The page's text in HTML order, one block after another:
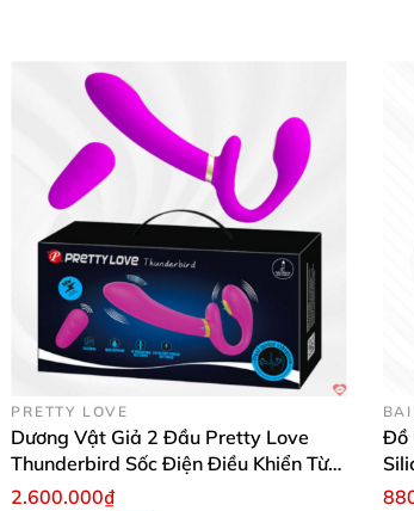
PRETTY LOVE
Dương Vật Giả 2 Đầu Pretty Love
Thunderbird Sốc Điện Điều Khiển Từ
Xa
2.600.000₫
Đồ